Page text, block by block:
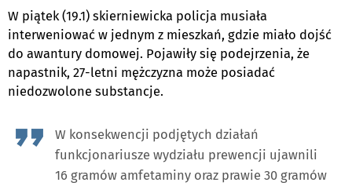
W piątek (19.1) skierniewicka policja musiała
interweniować w jednym z mieszkań, gdzie miało dojść
do awantury domowej. Pojawiły się podejrzenia, że
napastnik, 27-letni mężczyzna może posiadać
niedozwolone substancje.
W konsekwencji podjętych działań
funkcjonariusze wydziału prewencji ujawnili
16 gramów amfetaminy oraz prawie 30 gramów